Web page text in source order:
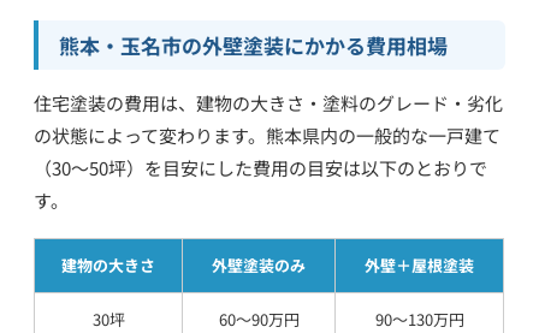
熊本・玉名市の外壁塗装にかかる費用相場
住宅塗装の費用は、建物の大きさ・塗料のグレード・劣化
の状態によって変わります。熊本県内の一般的な一戸建て
（30〜50坪）を目安にした費用の目安は以下のとおりで
す。
建物の大きさ 外壁塗装のみ 外壁＋屋根塗装
30坪 60〜90万円 90〜130万円